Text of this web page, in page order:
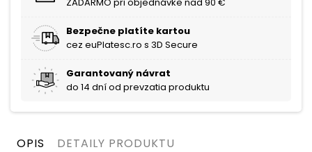
Bezpečne platíte kartou
cez euPlatesc.ro s 3D Secure
Garantovaný návrat
do 14 dní od prevzatia produktu
OPIS DETAILY PRODUKTU